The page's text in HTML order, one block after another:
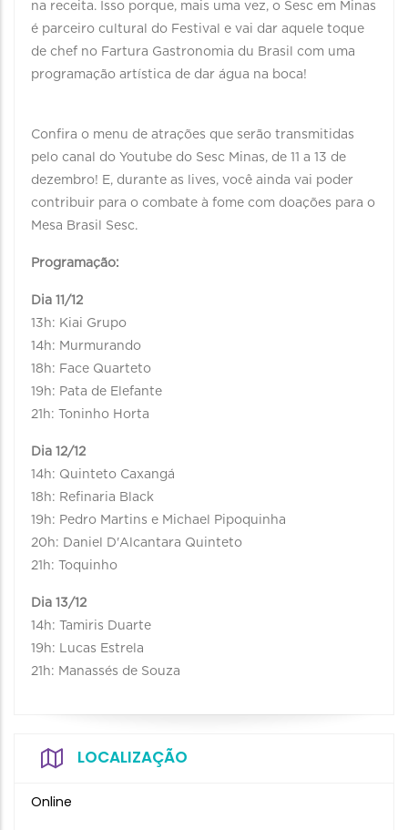
na receita. Isso porque, mais uma vez, o Sesc em Minas
é parceiro cultural do Festival e vai dar aquele toque
de chef no Fartura Gastronomia du Brasil com uma
programação artística de dar água na boca!
Confira o menu de atrações que serão transmitidas
pelo canal do Youtube do Sesc Minas, de 11 a 13 de
dezembro! E, durante as lives, você ainda vai poder
contribuir para o combate à fome com doações para o
Mesa Brasil Sesc.
Programação:
Dia 11/12
13h: Kiai Grupo
14h: Murmurando
18h: Face Quarteto
19h: Pata de Elefante
21h: Toninho Horta
Dia 12/12
14h: Quinteto Caxangá
18h: Refinaria Black
19h: Pedro Martins e Michael Pipoquinha
20h: Daniel D'Alcantara Quinteto
21h: Toquinho
Dia 13/12
14h: Tamiris Duarte
19h: Lucas Estrela
21h: Manassés de Souza
LOCALIZAÇÃO
Online